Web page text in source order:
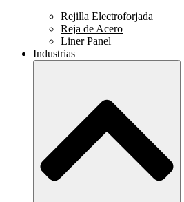
Rejilla Electroforjada
Reja de Acero
Liner Panel
Industrias